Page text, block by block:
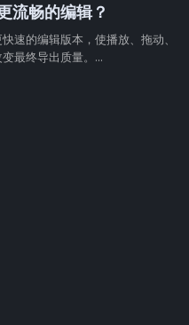
流畅的编辑？
速的编辑版本，使播放、拖动、
最终导出质量。...